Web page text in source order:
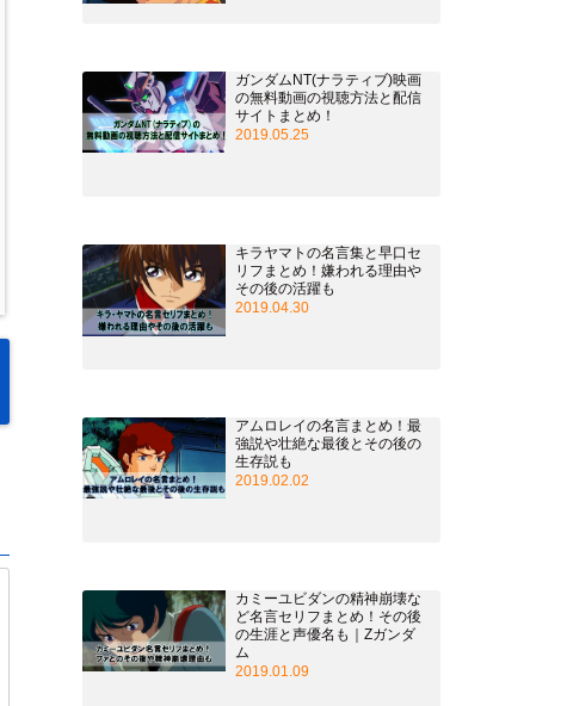
ガンダムNT(ナラティブ)映画
の無料動画の視聴方法と配信
サイトまとめ！
2019.05.25
キラヤマトの名言集と早口セ
リフまとめ！嫌われる理由や
その後の活躍も
2019.04.30
アムロレイの名言まとめ！最
強説や壮絶な最後とその後の
生存説も
2019.02.02
カミーユビダンの精神崩壊な
ど名言セリフまとめ！その後
の生涯と声優名も｜Zガンダ
ム
2019.01.09